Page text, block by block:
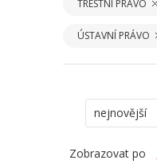
TRESTNÍ PRÁVO
ÚSTAVNÍ PRÁVO
nejnovější
Zobrazovat po